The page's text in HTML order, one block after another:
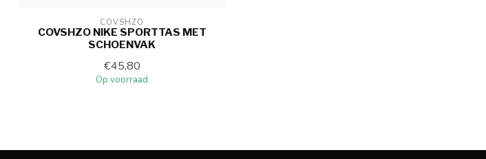
COVSHZO
COVSHZO NIKE SPORTTAS MET
SCHOENVAK
€45,80
Op voorraad